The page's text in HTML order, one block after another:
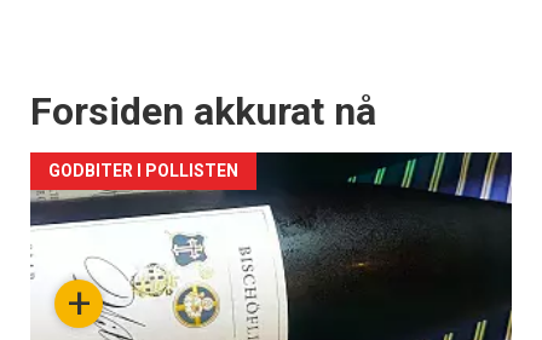
Forsiden akkurat nå
+
GODBITER I POLLISTEN